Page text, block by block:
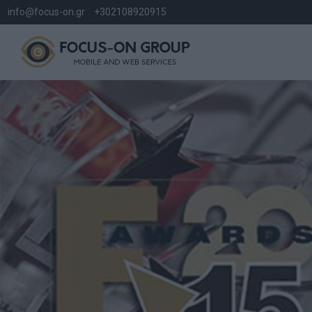
info@focus-on.gr +302108920915